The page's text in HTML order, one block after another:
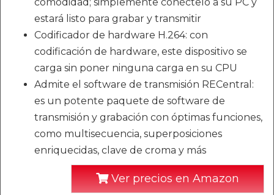
estará listo para grabar y transmitir
Codificador de hardware H.264: con
codificación de hardware, este dispositivo se
carga sin poner ninguna carga en su CPU
Admite el software de transmisión RECentral:
es un potente paquete de software de
transmisión y grabación con óptimas funciones,
como multisecuencia, superposiciones
enriquecidas, clave de croma y más
Ver precios en Amazon